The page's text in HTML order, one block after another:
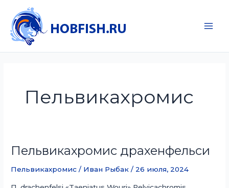
содержимому
Пельвикахромис
Пельвикахромис драхенфельси
Пельвикахромис / Иван Рыбак/ 26 июля, 2024